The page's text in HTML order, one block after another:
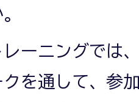
ーニングでは
を通して、参